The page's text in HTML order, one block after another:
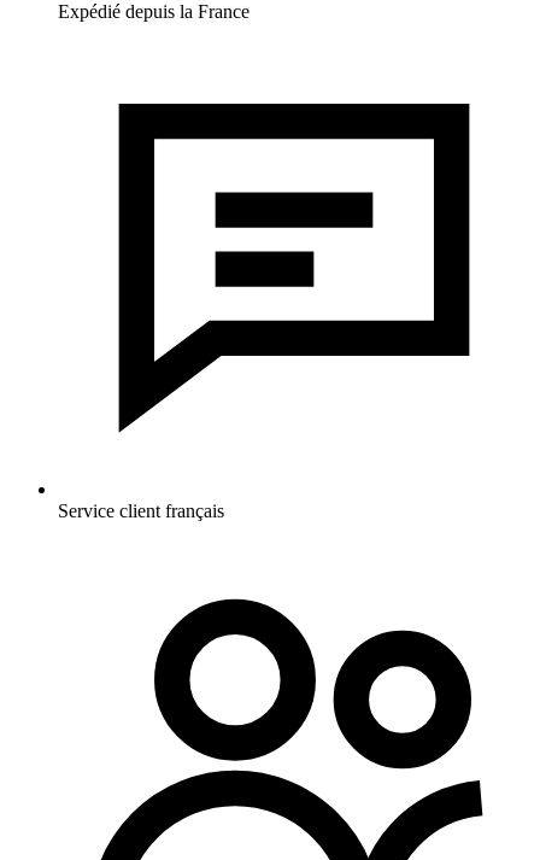
Expédié depuis la France
Service client français